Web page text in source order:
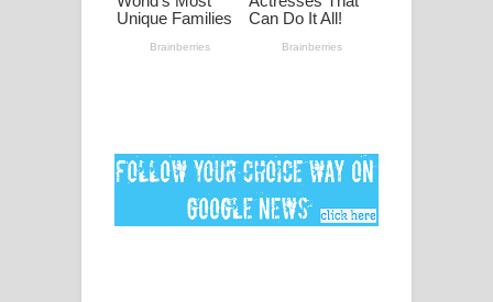
DEAR GOD Song Lyrics - ඩියර් ගෝඩ්
මනමාල කතා ගීතයේ පද පෙළ
Dai Dai Lyrics - Shakira, Burna Boy |